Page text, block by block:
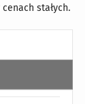
stałych.